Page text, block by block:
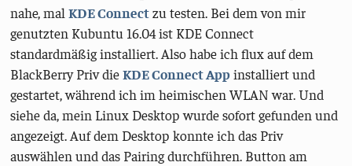
nahe, malKDE Connectzu testen. Bei dem von mir
genutzten Kubuntu 16.04 ist KDE Connect
standardmäßig installiert. Also habe ich flux auf dem
BlackBerry Priv dieKDE Connect Appinstalliert und
gestartet, während ich im heimischen WLAN war. Und
siehe da, mein Linux Desktop wurde sofort gefunden und
angezeigt. Auf dem Desktop konnte ich das Priv
auswählen und das Pairing durchführen. Button am